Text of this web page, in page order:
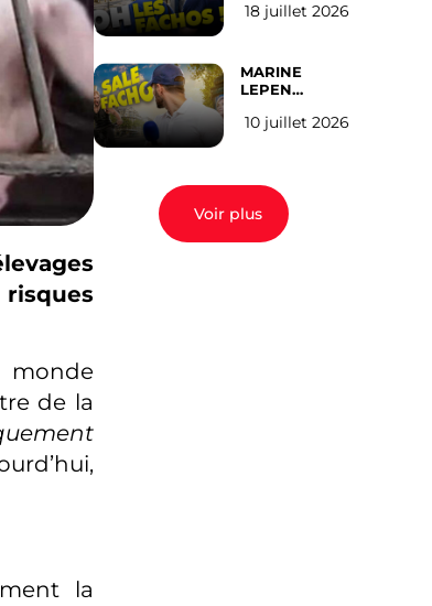
monde
de la
la
(les gauchistes
18 juillet 2026
MARINE
LEPEN
EN 2027 : l’avis
10 juillet 2026
Voir plus